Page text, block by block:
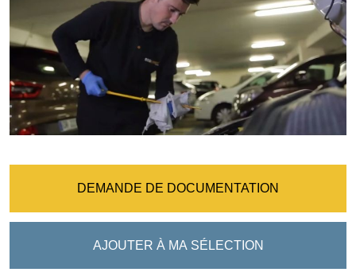
DEMANDE DE DOCUMENTATION
AJOUTER À MA SÉLECTION